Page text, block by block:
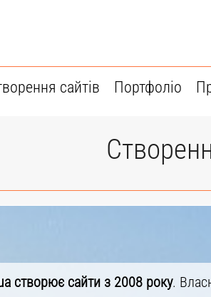
сайтів Портфоліо
створює сайти з 2008 року.